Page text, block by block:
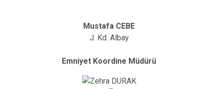
Mustafa CEBE
J. Kd. Albay
Emniyet Koordine Müdürü